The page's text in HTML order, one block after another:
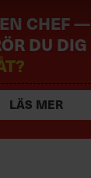
CHEF —
DU DIG
LÄS MER